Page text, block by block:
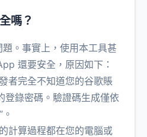
嗎？
。事實上，使用本工具甚
還要安全，原因如下：
者完全不知道您的谷歌賬
登錄密碼。驗證碼生成僅依
計算過程都在您的電腦或